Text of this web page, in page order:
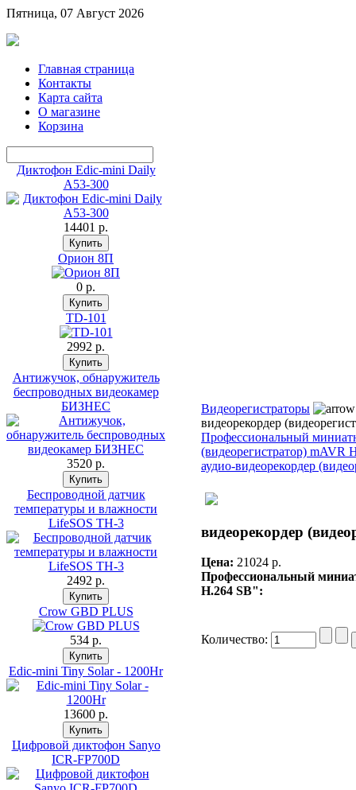
Пятница, 07 Август 2026
Главная страница
Контакты
Карта сайта
О магазине
Корзина
Диктофон Edic-mini Daily
A53-300
14401 p.
Орион 8П
0 p.
TD-101
2992 p.
Антижучок, обнаружитель
беспроводных видеокамер
БИЗНЕС
3520 p.
Беспроводной датчик
температуры и влажности
LifeSOS TH-3
2492 p.
Crow GBD PLUS
534 p.
Edic-mini Tiny Solar - 1200Hr
13600 p.
Цифровой диктофон Sanyo
ICR-FP700D
Видеорегистраторы
видеорекордер
Профессиональный
(видеорегистратор) mAVR
аудио-видеорекордер
видеорекордер
Цена: 21024 p.
Профессиональный
H.264 SB":
Количество: